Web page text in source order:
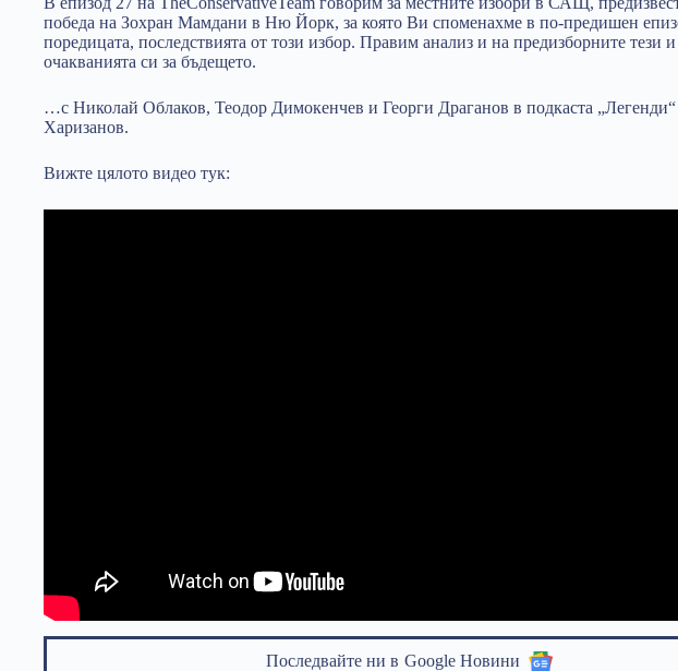
победа на Зохран Мамдани в Ню Йорк, за която Ви споменахме в по-предишен
поредицата, последствията от този избор. Правим анализ и на предизборните тези
очакванията си за бъдещето.
…с Николай Облаков, Теодор Димокенчев и Георги Драганов в подкаста „Легенди“
Харизанов.
Вижте цялото видео тук:
Последвайте ни в Google Новини